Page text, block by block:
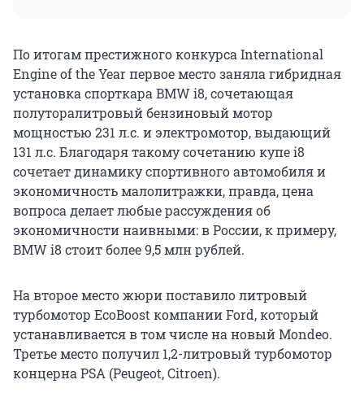
По итогам престижного конкурса International
Engine of the Year первое место заняла гибридная
установка спорткара BMW i8, сочетающая
полуторалитровый бензиновый мотор
мощностью 231 л.с. и электромотор, выдающий
131 л.с. Благодаря такому сочетанию купе i8
сочетает динамику спортивного автомобиля и
экономичность малолитражки, правда, цена
вопроса делает любые рассуждения об
экономичности наивными: в России, к примеру,
BMW i8 стоит более 9,5 млн рублей.
На второе место жюри поставило литровый
турбомотор EcoBoost компании Ford, который
устанавливается в том числе на новый Mondeo.
Третье место получил 1,2-литровый турбомотор
концерна PSA (Peugeot, Citroen).